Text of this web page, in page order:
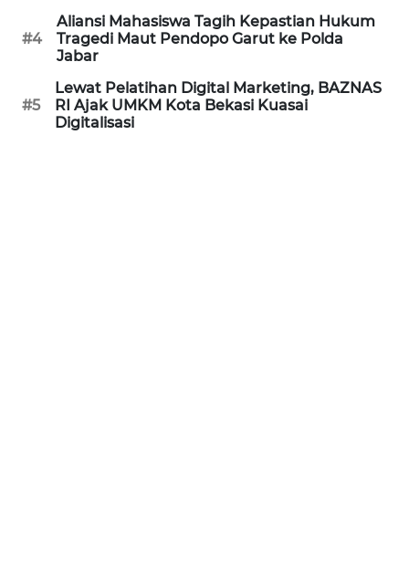
#4
Aliansi Mahasiswa Tagih Kepastian Hukum
Tragedi Maut Pendopo Garut ke Polda
Jabar
#5
Lewat Pelatihan Digital Marketing, BAZNAS
RI Ajak UMKM Kota Bekasi Kuasai
Digitalisasi
KONSUMEN
LISTRIK
MASYARAKAT
KELISTRIKAN